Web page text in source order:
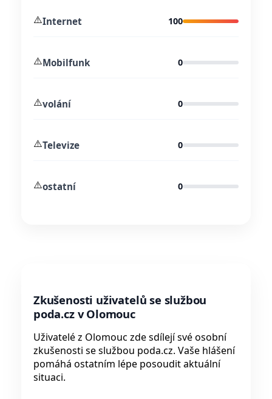
⚠️Internet 100
⚠️Mobilfunk 0
⚠️volání 0
⚠️Televize 0
⚠️ostatní 0
Zkušenosti uživatelů se službou
poda.cz v Olomouc
Uživatelé z Olomouc zde sdílejí své osobní
zkušenosti se službou poda.cz. Vaše hlášení
pomáhá ostatním lépe posoudit aktuální
situaci.